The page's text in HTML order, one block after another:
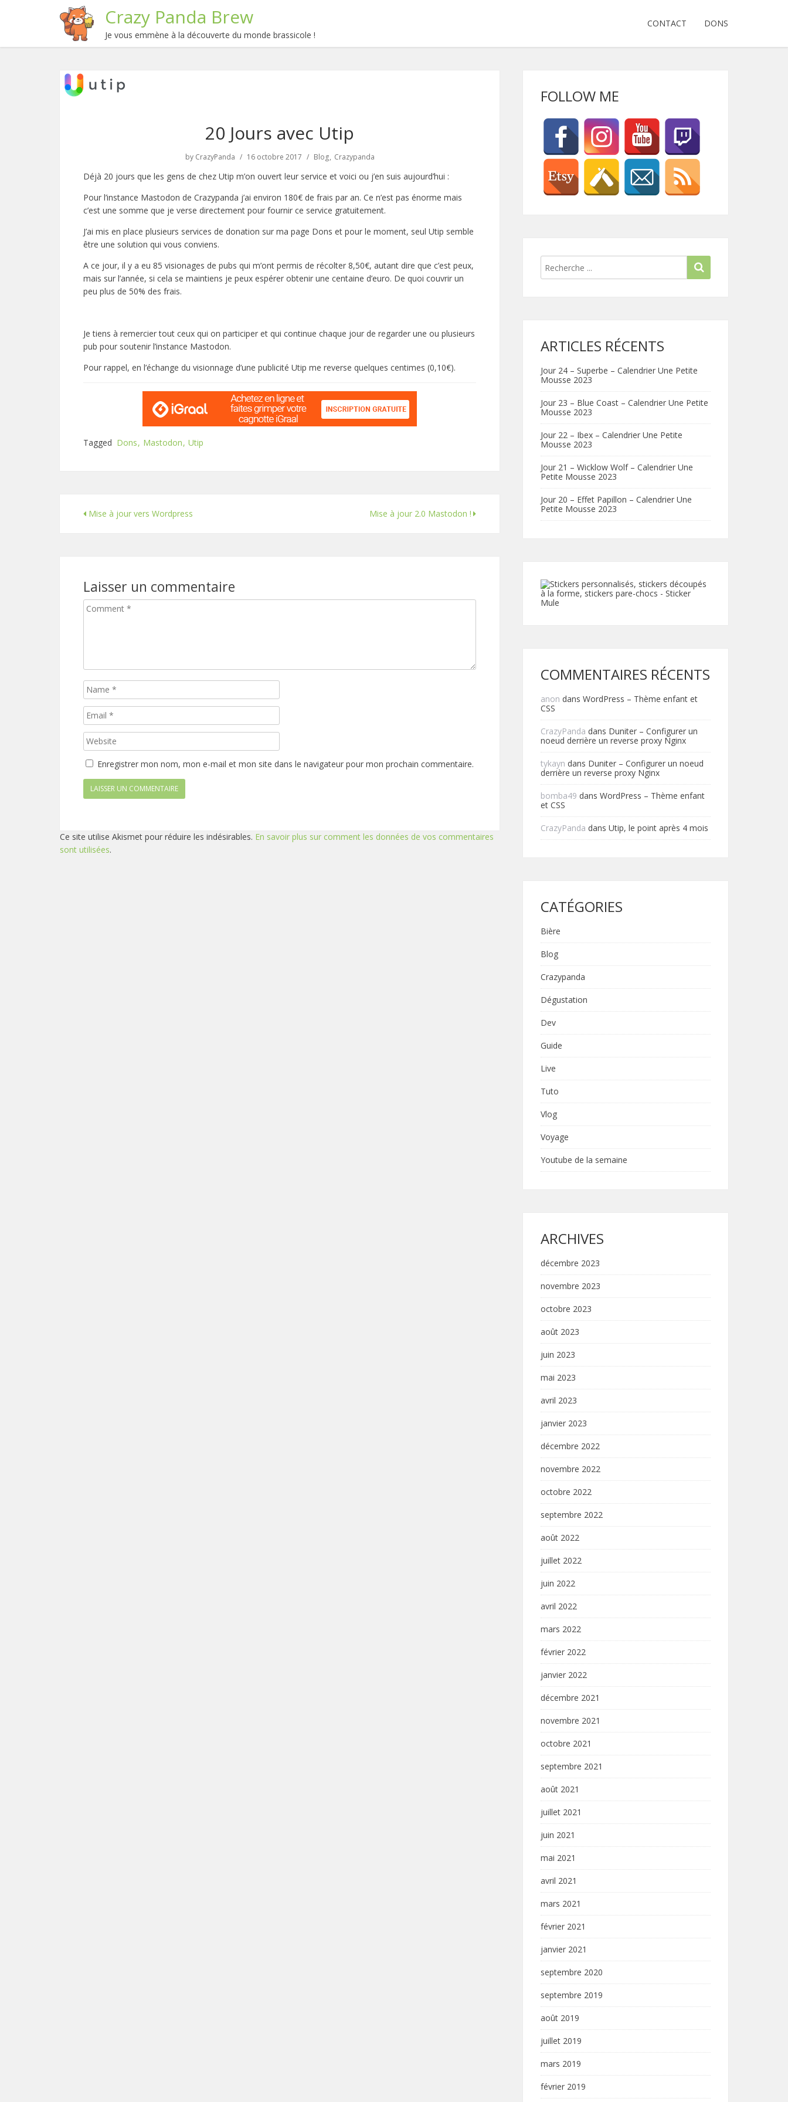
Crazy Panda Brew
Je vous emmène à la découverte du monde brassicole !
CONTACT DONS
20 Jours avec Utip
by CrazyPanda 16 octobre 2017 Blog Crazypanda
Déjà 20 jours que les gens de chez Utip m’on ouvert leur service et voici ou j’en suis aujourd’hui :
Pour l’instance Mastodon de Crazypanda j’ai environ 180€ de frais par an. Ce n’est pas énorme mais
c’est une somme que je verse directement pour fournir ce service gratuitement.
J’ai mis en place plusieurs services de donation sur ma page Dons et pour le moment, seul Utip semble
être une solution qui vous conviens.
A ce jour, il y a eu 85 visionages de pubs qui m’ont permis de récolter 8,50€, autant dire que c’est peux,
mais sur l’année, si cela se maintiens je peux espérer obtenir une centaine d’euro. De quoi couvrir un
peu plus de 50% des frais.
Je tiens à remercier tout ceux qui on participer et qui continue chaque jour de regarder une ou plusieurs
pub pour soutenir l’instance Mastodon.
Pour rappel, en l’échange du visionnage d’une publicité Utip me reverse quelques centimes (0,10€).
Tagged Dons Mastodon Utip
Mise à jour vers Wordpress Mise à jour 2.0 Mastodon !
Laisser un commentaire
Enregistrer mon nom, mon e-mail et mon site dans le navigateur pour mon prochain commentaire.
Ce site utilise Akismet pour réduire les indésirables. En savoir plus sur comment les données de vos commentaires
sont utilisées.
FOLLOW ME
ARTICLES RÉCENTS
Jour 24 – Superbe – Calendrier Une Petite
Mousse 2023
Jour 23 – Blue Coast – Calendrier Une Petite
Mousse 2023
Jour 22 – Ibex – Calendrier Une Petite
Mousse 2023
Jour 21 – Wicklow Wolf – Calendrier Une
Petite Mousse 2023
Jour 20 – Effet Papillon – Calendrier Une
Petite Mousse 2023
COMMENTAIRES RÉCENTS
anon dans WordPress – Thème enfant et
CSS
CrazyPanda dans Duniter – Configurer un
noeud derrière un reverse proxy Nginx
tykayn dans Duniter – Configurer un noeud
derrière un reverse proxy Nginx
bomba49 dans WordPress – Thème enfant
et CSS
CrazyPanda dans Utip, le point après 4 mois
CATÉGORIES
Bière
Blog
Crazypanda
Dégustation
Dev
Guide
Live
Tuto
Vlog
Voyage
Youtube de la semaine
ARCHIVES
décembre 2023
novembre 2023
octobre 2023
août 2023
juin 2023
mai 2023
avril 2023
janvier 2023
décembre 2022
novembre 2022
octobre 2022
septembre 2022
août 2022
juillet 2022
juin 2022
avril 2022
mars 2022
février 2022
janvier 2022
décembre 2021
novembre 2021
octobre 2021
septembre 2021
août 2021
juillet 2021
juin 2021
mai 2021
avril 2021
mars 2021
février 2021
janvier 2021
septembre 2020
septembre 2019
août 2019
juillet 2019
mars 2019
février 2019